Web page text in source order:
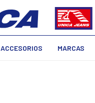
ACCESORIOS MARCAS